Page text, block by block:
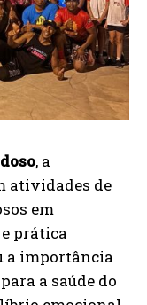
, a
atividades de
em
prática
a importância
a saúde do